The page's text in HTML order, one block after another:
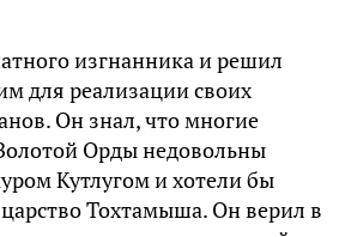
изгнанника и решил
для реализации своих
Он знал, что многие
Орды недовольны
Кутлугом и хотели бы
Тохтамыша. Он верил в